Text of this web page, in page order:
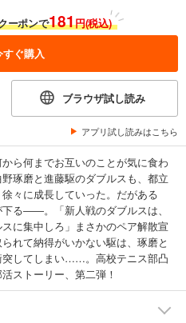
ーポンで181円(税込)
すぐ購入
ブラウザ試し読み
アプリ試し読みはこちら
ら何までお互いのことが気に食わ
琢磨と進藤駆のダブルスも、都立
々に成長していった。だがある
る――。「新人戦のダブルスは、
に集中しろ」まさかのペア解散宣
れて納得がいかない駆は、琢磨と
突してしまい……。高校テニス部凸
ストーリー、第二弾！